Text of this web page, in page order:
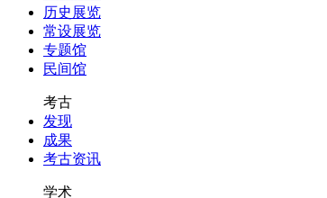
历史展览
常设展览
专题馆
民间馆
考古
发现
成果
考古资讯
学术